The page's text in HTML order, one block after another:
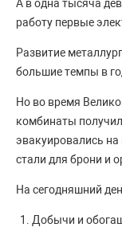
А в одна тысяча
работу первые
Развитие
большие темпы в
Но во время
комбинаты
эвакуировались
стали для брони и
На сегодняшний
Добычи и